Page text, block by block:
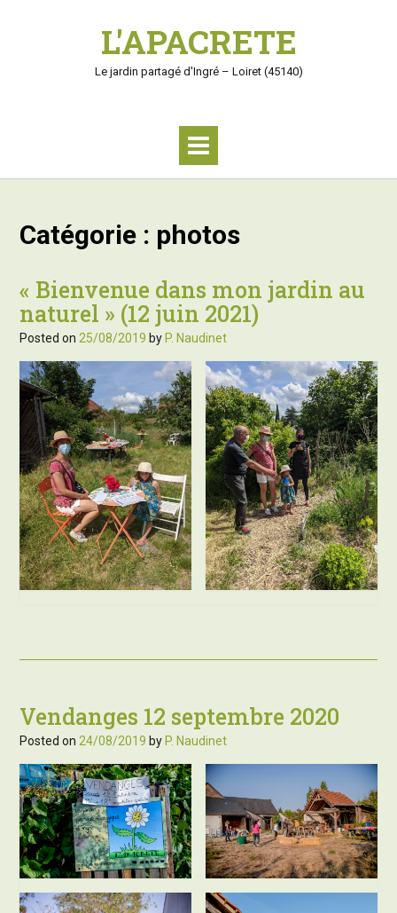
L'APACRETE
Le jardin partagé d'Ingré – Loiret (45140)
Catégorie : photos
« Bienvenue dans mon jardin au
naturel » (12 juin 2021)
Posted on 25/08/2019 byP. Naudinet
Vendanges 12 septembre 2020
Posted on 24/08/2019 by P. Naudinet